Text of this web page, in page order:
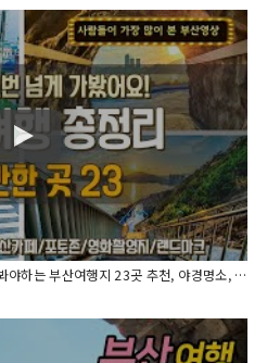
부산여행 완전정복 ! 권역별로 꼭 가봐야하는 부산여행지 23곳 추천, 야경명소, 부산카페, 부산포토존, 부산숙소추천, 여행지 가는법과 꿀팁! Busan Travel